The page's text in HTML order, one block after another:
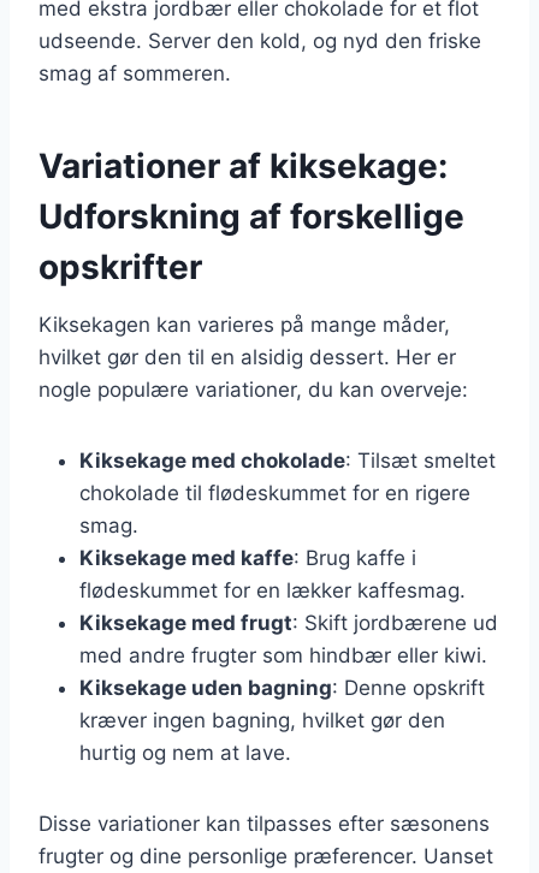
med ekstra jordbær eller chokolade for et flot
udseende. Server den kold, og nyd den friske
smag af sommeren.
Variationer af kiksekage:
Udforskning af forskellige
opskrifter
Kiksekagen kan varieres på mange måder,
hvilket gør den til en alsidig dessert. Her er
nogle populære variationer, du kan overveje:
Kiksekage med chokolade: Tilsæt smeltet
chokolade til flødeskummet for en rigere
smag.
Kiksekage med kaffe: Brug kaffe i
flødeskummet for en lækker kaffesmag.
Kiksekage med frugt: Skift jordbærene ud
med andre frugter som hindbær eller kiwi.
Kiksekage uden bagning: Denne opskrift
kræver ingen bagning, hvilket gør den
hurtig og nem at lave.
Disse variationer kan tilpasses efter sæsonens
frugter og dine personlige præferencer. Uanset